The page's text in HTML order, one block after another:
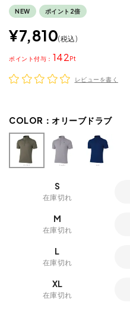
NEW ポイント2倍
¥7,810 税込
142
ポイント
レビューを書く
COLOR： オリーブドラブ
S
在庫切れ
M
在庫切れ
L
在庫切れ
XL
在庫切れ